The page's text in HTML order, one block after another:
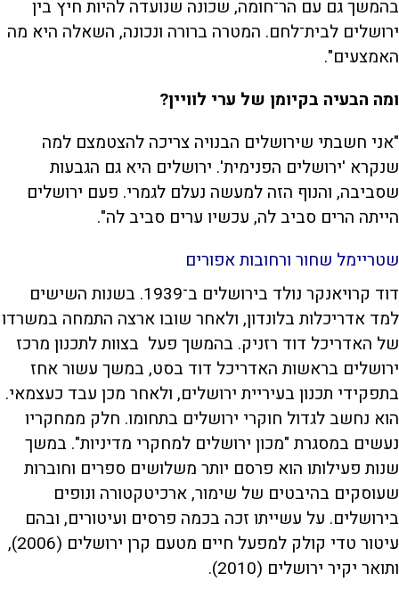
בהמשך גם עם הר־חומה, שכונה שנועדה להיות חיץ בין
ירושלים לבית־לחם. המטרה ברורה ונכונה, השאלה היא מה
האמצעים".
ומה הבעיה בקיומן של ערי לוויין?
"אני חשבתי שירושלים הבנויה צריכה להצטמצם למה
שנקרא 'ירושלים הפנימית'. ירושלים היא גם הגבעות
שסביבה, והנוף הזה למעשה נעלם לגמרי. פעם ירושלים
הייתה הרים סביב לה, עכשיו ערים סביב לה".
שטריימל שחור ורחובות אפורים
דוד קרויאנקר נולד בירושלים ב־1939. בשנות השישים
למד אדריכלות בלונדון, ולאחר שובו ארצה התמחה במשרדו
של האדריכל דוד רזניק. בהמשך פעל בצוות לתכנון מרכז
ירושלים בראשות האדריכל דוד בסט, במשך עשור אחז
בתפקידי תכנון בעיריית ירושלים, ולאחר מכן עבד כעצמאי.
הוא נחשב לגדול חוקרי ירושלים בתחומו. חלק ממחקריו
נעשים במסגרת "מכון ירושלים למחקרי מדיניות". במשך
שנות פעילותו הוא פרסם יותר משלושים ספרים וחוברות
שעוסקים בהיבטים של שימור, ארכיטקטורה ונופים
בירושלים. על עשייתו זכה בכמה פרסים ועיטורים, ובהם
עיטור טדי קולק למפעל חיים מטעם קרן ירושלים (2006),
ותואר יקיר ירושלים (2010).